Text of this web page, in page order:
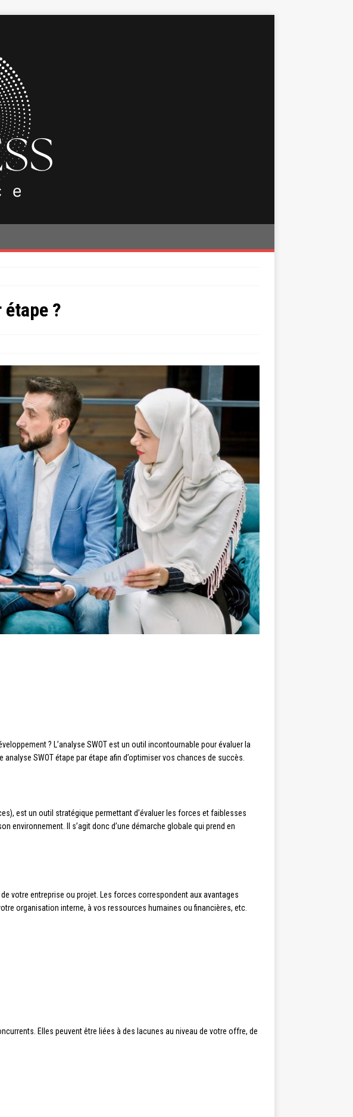
étape ?
? L’analyse SWOT est un outil incontournable pour évaluer la
SWOT étape par étape afin d’optimiser vos chances de succès.
est un outil stratégique permettant d’évaluer les forces et faiblesses
environnement. Il s’agit donc d’une démarche globale qui prend en
votre entreprise ou projet. Les forces correspondent aux avantages
organisation interne, à vos ressources humaines ou financières, etc.
Elles peuvent être liées à des lacunes au niveau de votre offre, de